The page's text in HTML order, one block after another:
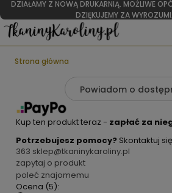
DZIAŁAMY Z NOWĄ DRUKARNIĄ. MOŻLIWE
DZIĘKUJEMY ZA
Strona główna
Powiadom o
Kup ten produkt teraz - zapłać za
Potrzebujesz pomocy? Skontaktuj
363 sklep@tkaninykaroliny.pl
zapytaj o produkt
poleć znajomemu
Ocena (5):